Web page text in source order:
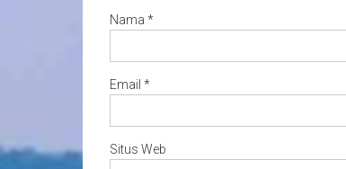
Nama *
Email *
Situs Web